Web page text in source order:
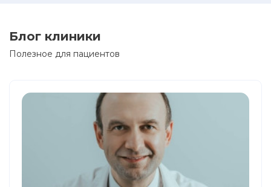
Блог клиники
Полезное для пациентов